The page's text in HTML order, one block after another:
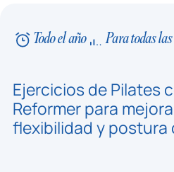
Todo el año Para todas las
Ejercicios de Pilates
Reformer para
flexibilidad y postura